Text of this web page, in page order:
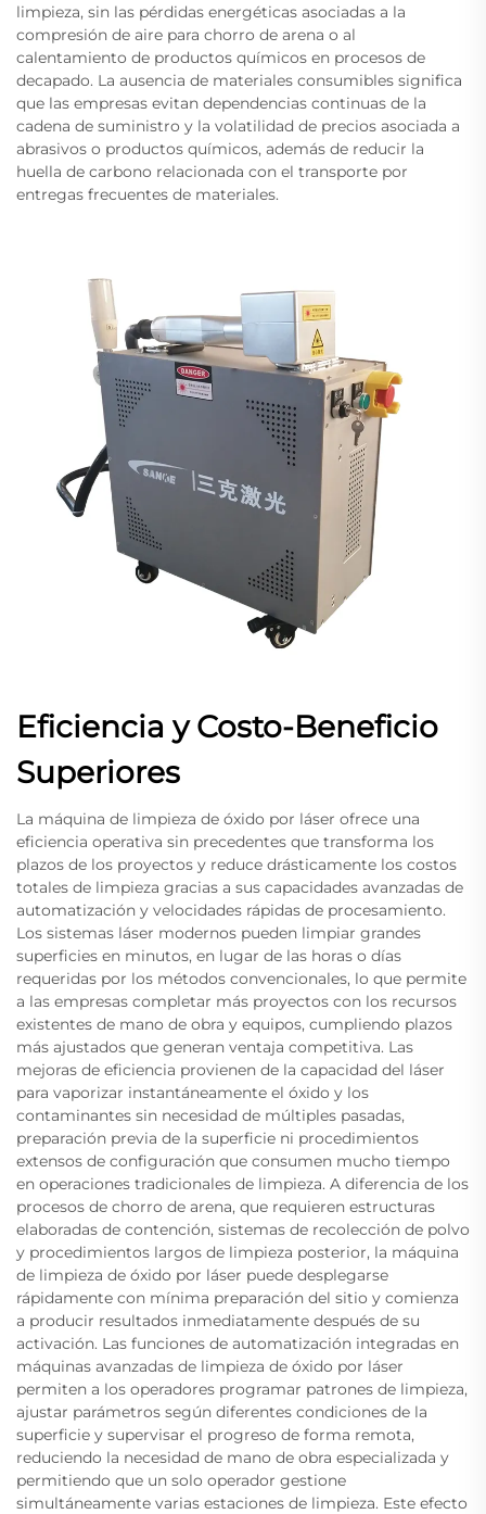
limpieza, sin las pérdidas energéticas asociadas a la
compresión de aire para chorro de arena o al
calentamiento de productos químicos en procesos de
decapado. La ausencia de materiales consumibles significa
que las empresas evitan dependencias continuas de la
cadena de suministro y la volatilidad de precios asociada a
abrasivos o productos químicos, además de reducir la
huella de carbono relacionada con el transporte por
entregas frecuentes de materiales.
Eficiencia y Costo-Beneficio
Superiores
La máquina de limpieza de óxido por láser ofrece una
eficiencia operativa sin precedentes que transforma los
plazos de los proyectos y reduce drásticamente los costos
totales de limpieza gracias a sus capacidades avanzadas de
automatización y velocidades rápidas de procesamiento.
Los sistemas láser modernos pueden limpiar grandes
superficies en minutos, en lugar de las horas o días
requeridas por los métodos convencionales, lo que permite
a las empresas completar más proyectos con los recursos
existentes de mano de obra y equipos, cumpliendo plazos
más ajustados que generan ventaja competitiva. Las
mejoras de eficiencia provienen de la capacidad del láser
para vaporizar instantáneamente el óxido y los
contaminantes sin necesidad de múltiples pasadas,
preparación previa de la superficie ni procedimientos
extensos de configuración que consumen mucho tiempo
en operaciones tradicionales de limpieza. A diferencia de los
procesos de chorro de arena, que requieren estructuras
elaboradas de contención, sistemas de recolección de polvo
y procedimientos largos de limpieza posterior, la máquina
de limpieza de óxido por láser puede desplegarse
rápidamente con mínima preparación del sitio y comienza
a producir resultados inmediatamente después de su
activación. Las funciones de automatización integradas en
máquinas avanzadas de limpieza de óxido por láser
permiten a los operadores programar patrones de limpieza,
ajustar parámetros según diferentes condiciones de la
superficie y supervisar el progreso de forma remota,
reduciendo la necesidad de mano de obra especializada y
permitiendo que un solo operador gestione
simultáneamente varias estaciones de limpieza. Este efecto